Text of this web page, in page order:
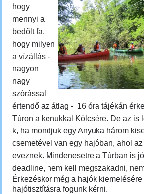
hogy
mennyi a
bedőlt fa,
hogy milyen
a vízállás -
nagyon
nagy
szórással
értendő az átlag - 16 óra tájékán
Túron a kenukkal Kölcsére. De az is
k, ha mondjuk egy Anyuka három
csemetével van egy hajóban, ahol
eveznek. Mindenesetre a Túrban is
deadline, nem kell megszakadni,
Érkezéskor még a hajók kiemelésére
hajótisztításra fogunk kérni.